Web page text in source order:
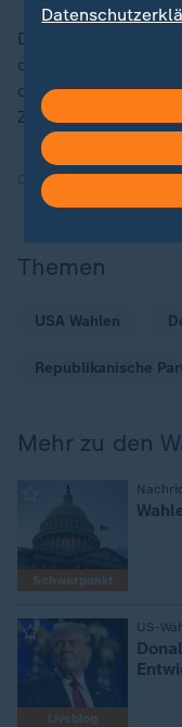
Doch auch der
durch Trumps
der
Zustand der
Quelle:
Themen
USA Wahlen
Republikanische
Mehr zu den
Schwerpunkt
Liveblog
US-
: